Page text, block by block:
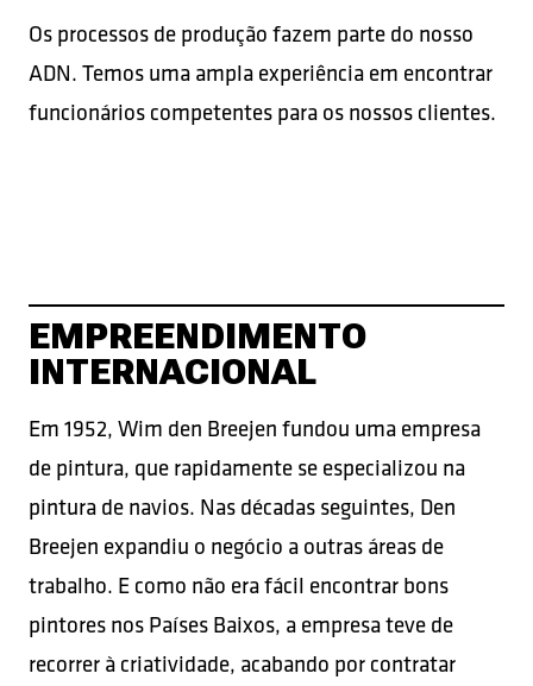
Os processos de produção fazem parte do nosso
ADN. Temos uma ampla experiência em encontrar
funcionários competentes para os nossos clientes.
EMPREENDIMENTO
INTERNACIONAL
Em 1952, Wim den Breejen fundou uma empresa
de pintura, que rapidamente se especializou na
pintura de navios. Nas décadas seguintes, Den
Breejen expandiu o negócio a outras áreas de
trabalho. E como não era fácil encontrar bons
pintores nos Países Baixos, a empresa teve de
recorrer à criatividade, acabando por contratar